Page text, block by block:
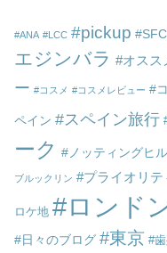
ANA LCC pickup
エジンバラ オスス
ー
コスメ コスメレビュー
ペイン スペイン旅行
ーク
ノッティングヒル
ブルックリン プライオリテ
ロケ地 ロンド
日々のブログ 東京